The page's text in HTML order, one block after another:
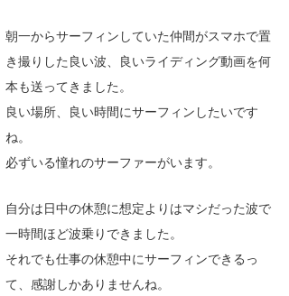
朝一からサーフィンしていた仲間がスマホで置
き撮りした良い波、良いライディング動画を何
本も送ってきました。
良い場所、良い時間にサーフィンしたいです
ね。
必ずいる憧れのサーファーがいます。
自分は日中の休憩に想定よりはマシだった波で
一時間ほど波乗りできました。
それでも仕事の休憩中にサーフィンできるっ
て、感謝しかありませんね。
Yasunari Inoue
Yoshiyuki Obata
DELTA FORCE SURF
CBA Films
熊谷素子
Colors MAGAZINE
WAVAL
福島寿実子
中浦“JET”章
進士剛光
田原啓江
植村未来
NOBUFUKU
波伝説スタッフ
☆加藤
Aichan
chan-U
ECE
G◎Da
波伝説